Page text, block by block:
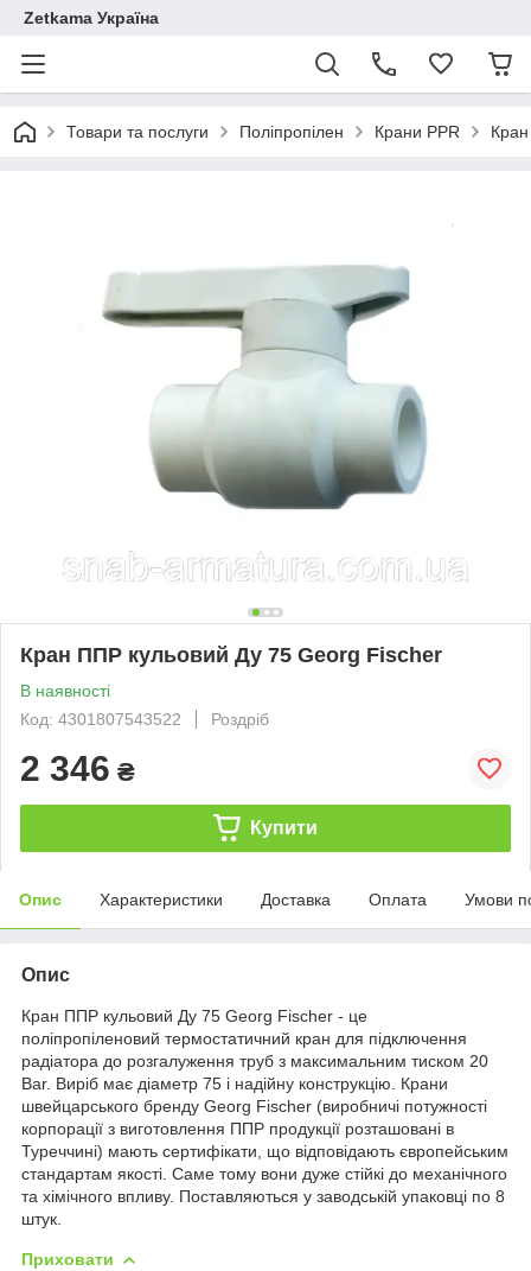
Zetkama Україна
Товари та послуги Поліпропілен Крани PPR
Кран ППР кульовий Ду 75 Georg Fischer
В наявності
Код: 4301807543522
Роздріб
2 346 ₴
Купити
Опис Характеристики Доставка Оплата Умови
Опис
Кран ППР кульовий Ду 75 Georg Fischer - це
поліпропіленовий термостатичний кран для підключення
радіатора до розгалуження труб з максимальним тиском 20
Bar. Виріб має діаметр 75 і надійну конструкцію. Крани
швейцарського бренду Georg Fischer (виробничі потужності
корпорації з виготовлення ППР продукції розташовані в
Туреччині) мають сертифікати, що відповідають європейським
стандартам якості. Саме тому вони дуже стійкі до механічного
та хімічного впливу. Поставляються у заводській упаковці по 8
штук.
Приховати